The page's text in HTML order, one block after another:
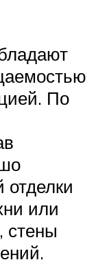
По
отделки
или
стены